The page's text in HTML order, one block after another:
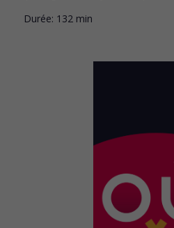
Durée: 132 min